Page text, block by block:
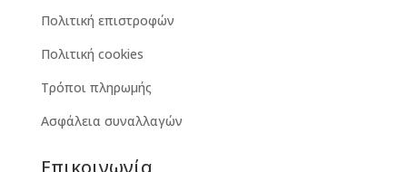
Πολιτική επιστροφών
Πολιτική cookies
Τρόποι πληρωμής
Ασφάλεια συναλλαγών
Επικοινωνία